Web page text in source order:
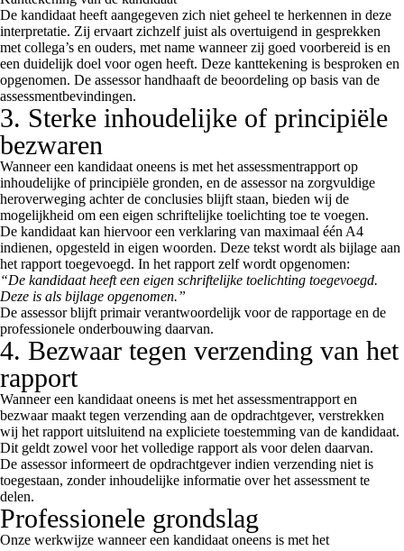
De kandidaat heeft aangegeven zich niet geheel te herkennen in deze
interpretatie. Zij ervaart zichzelf juist als overtuigend in gesprekken
met collega’s en ouders, met name wanneer zij goed voorbereid is en
een duidelijk doel voor ogen heeft. Deze kanttekening is besproken en
opgenomen. De assessor handhaaft de beoordeling op basis van de
assessmentbevindingen.
3. Sterke inhoudelijke of principiële
bezwaren
Wanneer een kandidaat oneens is met het assessmentrapport op
inhoudelijke of principiële gronden, en de assessor na zorgvuldige
heroverweging achter de conclusies blijft staan, bieden wij de
mogelijkheid om een eigen schriftelijke toelichting toe te voegen.
De kandidaat kan hiervoor een verklaring van maximaal één A4
indienen, opgesteld in eigen woorden. Deze tekst wordt als bijlage aan
het rapport toegevoegd. In het rapport zelf wordt opgenomen:
“De kandidaat heeft een eigen schriftelijke toelichting toegevoegd.
Deze is als bijlage opgenomen.”
De assessor blijft primair verantwoordelijk voor de rapportage en de
professionele onderbouwing daarvan.
4. Bezwaar tegen verzending van het
rapport
Wanneer een kandidaat oneens is met het assessmentrapport en
bezwaar maakt tegen verzending aan de opdrachtgever, verstrekken
wij het rapport uitsluitend na expliciete toestemming van de kandidaat.
Dit geldt zowel voor het volledige rapport als voor delen daarvan.
De assessor informeert de opdrachtgever indien verzending niet is
toegestaan, zonder inhoudelijke informatie over het assessment te
delen.
Professionele grondslag
Onze werkwijze wanneer een kandidaat oneens is met het